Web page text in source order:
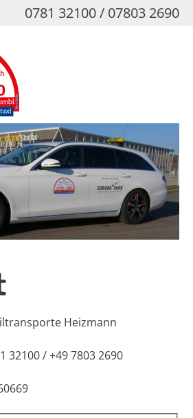
0781 32100 / 07803 2690
Heizmann
32100 / +49 7803 2690